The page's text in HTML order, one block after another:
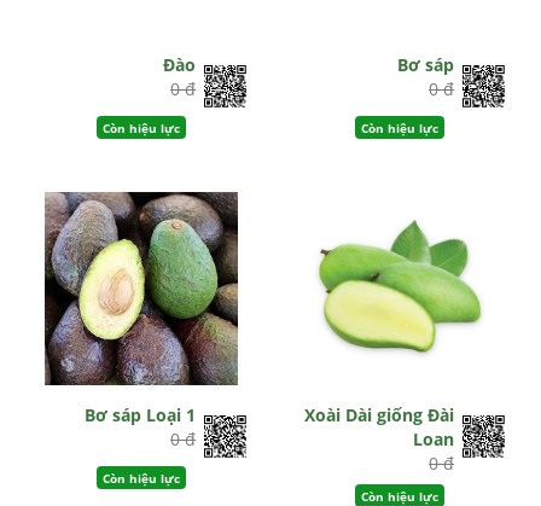
Đào
0 đ
Còn hiệu lực
Bơ sáp
0 đ
Còn hiệu lực
Bơ sáp Loại 1
0 đ
Còn hiệu lực
Xoài Dài giống Đài
Loan
0 đ
Còn hiệu lực